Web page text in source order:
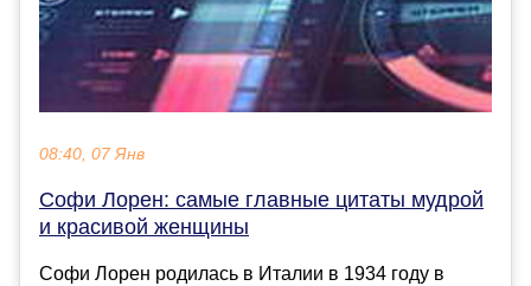
08:40, 07 Янв
Софи Лорен: самые главные цитаты мудрой
и красивой женщины
Софи Лорен родилась в Италии в 1934 году в